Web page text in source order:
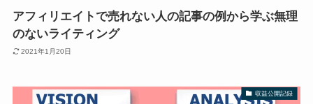
アフィリエイトで売れない人の記事の例から学ぶ無理
のないライティング
2021年1月20日
収益公開記録